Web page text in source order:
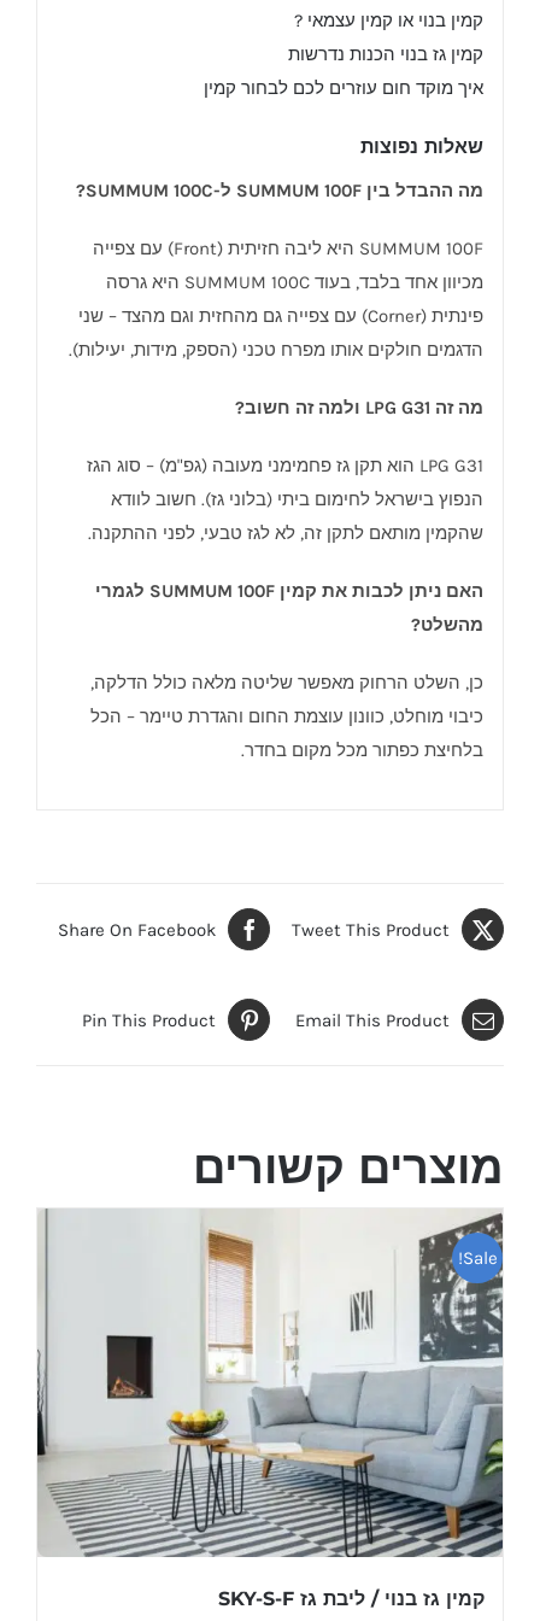
קמין בנוי או קמין עצמאי ?
קמין גז בנוי הכנות נדרשות
איך מוקד חום עוזרים לכם לבחור קמין
שאלות נפוצות
מה ההבדל בין SUMMUM 100F ל-SUMMUM 100C?
SUMMUM 100F היא ליבה חזיתית (Front) עם צפייה
מכיוון אחד בלבד, בעוד SUMMUM 100C היא גרסה
פינתית (Corner) עם צפייה גם מהחזית וגם מהצד – שני
הדגמים חולקים אותו מפרח טכני (הספק, מידות, יעילות).
מה זה LPG G31 ולמה זה חשוב?
LPG G31 הוא תקן גז פחמימני מעובה (גפ"מ) – סוג הגז
הנפוץ בישראל לחימום ביתי (בלוני גז). חשוב לוודא
שהקמין מותאם לתקן זה, לא לגז טבעי, לפני ההתקנה.
האם ניתן לכבות את קמין SUMMUM 100F לגמרי
מהשלט?
כן, השלט הרחוק מאפשר שליטה מלאה כולל הדלקה,
כיבוי מוחלט, כוונון עוצמת החום והגדרת טיימר – הכל
בלחיצת כפתור מכל מקום בחדר.
Share On Facebook Tweet This Product
Pin This Product Email This Product
מוצרים קשורים
Sale!
קמין גז בנוי / ליבת גז SKY-S-F